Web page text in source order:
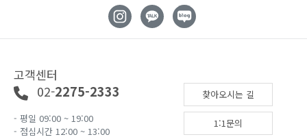
고객센터
02-2275-2333
- 평일 09:00 ~ 19:00
- 점심시간 12:00 ~ 13:00
찾아오시는 길
1:1문의